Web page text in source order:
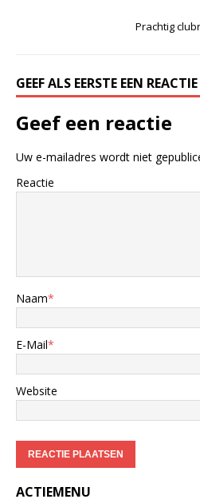
Prachtig
GEEF ALS EERSTE EEN REACTIE
Geef een reactie
Uw e-mailadres wordt niet
Reactie
Naam*
E-Mail*
Website
ACTIEMENU